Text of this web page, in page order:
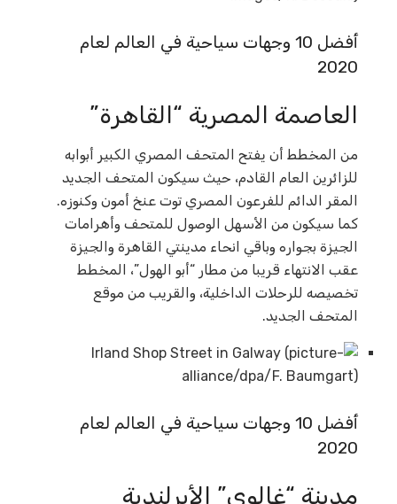
أفضل 10 وجهات سياحية في العالم لعام
2020
العاصمة المصرية “القاهرة”
من المخطط أن يفتح المتحف المصري الكبير أبوابه
للزائرين العام القادم، حيث سيكون المتحف الجديد
المقر الدائم للفرعون المصري توت عنخ أمون وكنوزه.
كما سيكون من الأسهل الوصول للمتحف وأهرامات
الجيزة بجواره وباقي انحاء مدينتي القاهرة والجيزة
عقب الانتهاء قريبا من مطار “أبو الهول”، المخطط
تخصيصه للرحلات الداخلية، والقريب من موقع
المتحف الجديد.
أفضل 10 وجهات سياحية في العالم لعام
2020
مدينة “غالوي” الأيرلندية